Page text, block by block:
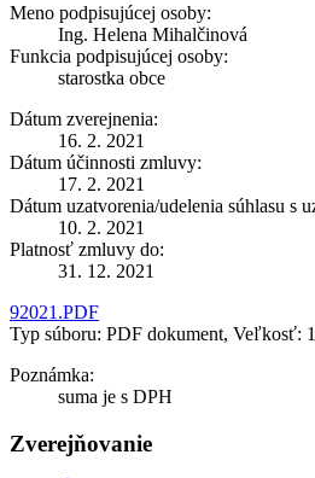
Meno podpisujúcej osoby:
Ing. Helena Mihalčinová
Funkcia podpisujúcej osoby:
starostka obce
Dátum zverejnenia:
16. 2. 2021
Dátum účinnosti zmluvy:
17. 2. 2021
Dátum uzatvorenia/udelenia súhlasu s
10. 2. 2021
Platnosť zmluvy do:
31. 12. 2021
92021.PDF
Typ súboru: PDF dokument, Veľkosť:
Poznámka:
suma je s DPH
Zverejňovanie